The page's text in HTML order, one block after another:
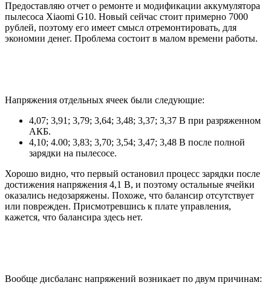
Предоставляю отчет о ремонте и модификации аккумулятора
пылесоса Xiaomi G10. Новый сейчас стоит примерно 7000
рублей, поэтому его имеет смысл отремонтировать, для
экономии денег. Проблема состоит в малом времени работы.
Напряжения отдельных ячеек были следующие:
4,07; 3,91; 3,79; 3,64; 3,48; 3,37; 3,37 В при разряженном
АКБ.
4,10; 4.00; 3,83; 3,70; 3,54; 3,47; 3,48 В после полной
зарядки на пылесосе.
Хорошо видно, что первый остановил процесс зарядки после
достижения напряжения 4,1 В, и поэтому остальные ячейки
оказались недозаряжены. Похоже, что балансир отсутствует
или поврежден. Присмотревшись к плате управления,
кажется, что балансира здесь нет.
Вообще дисбаланс напряжений возникает по двум причинам: